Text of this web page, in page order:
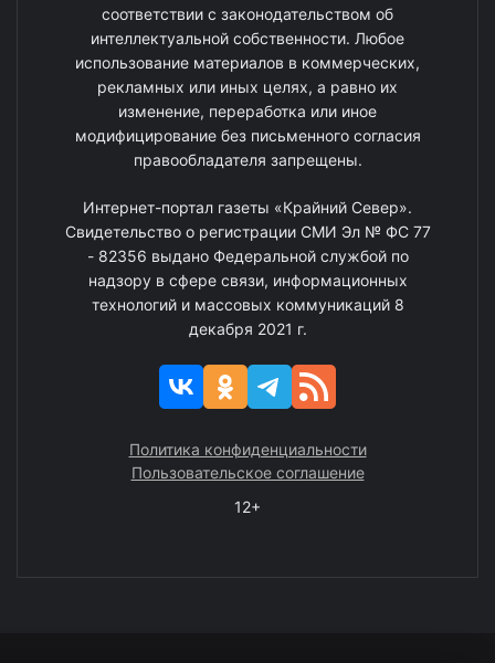
соответствии с законодательством об
интеллектуальной собственности. Любое
использование материалов в коммерческих,
рекламных или иных целях, а равно их
изменение, переработка или иное
модифицирование без письменного согласия
правообладателя запрещены.
Интернет-портал газеты «Крайний Север».
Свидетельство о регистрации СМИ Эл № ФС 77
- 82356 выдано Федеральной службой по
надзору в сфере связи, информационных
технологий и массовых коммуникаций 8
декабря 2021 г.
Политика конфиденциальности
Пользовательское соглашение
12+